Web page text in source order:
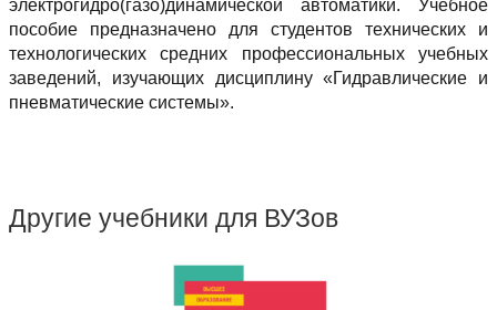
электрогидро(газо)динамической автоматики. Учебное
пособие предназначено для студентов технических и
технологических средних профессиональных учебных
заведений, изучающих дисциплину «Гидравлические и
пневматические системы».
Другие учебники для ВУЗов